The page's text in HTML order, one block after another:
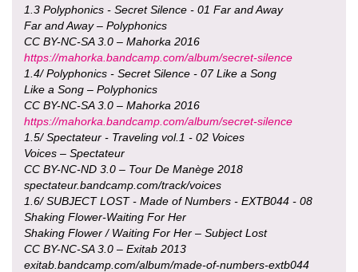
1.3 Polyphonics - Secret Silence - 01 Far and Away
Far and Away – Polyphonics
CC BY-NC-SA 3.0 – Mahorka 2016
https://mahorka.bandcamp.com/album/secret-silence
1.4/ Polyphonics - Secret Silence - 07 Like a Song
Like a Song – Polyphonics
CC BY-NC-SA 3.0 – Mahorka 2016
https://mahorka.bandcamp.com/album/secret-silence
1.5/ Spectateur - Traveling vol.1 - 02 Voices
Voices – Spectateur
CC BY-NC-ND 3.0 – Tour De Manège 2018
spectateur.bandcamp.com/track/voices
1.6/ SUBJECT LOST - Made of Numbers - EXTB044 - 08
Shaking Flower-Waiting For Her
Shaking Flower / Waiting For Her – Subject Lost
CC BY-NC-SA 3.0 – Exitab 2013
exitab.bandcamp.com/album/made-of-numbers-extb044